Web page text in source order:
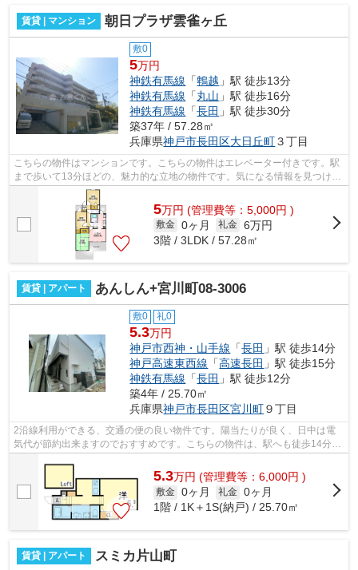
賃貸 | マンション 朝日プラザ雲雀ヶ丘
敷0
5万円
神鉄有馬線 「鵯越 」駅 徒歩13分
神鉄有馬線 「丸山 」駅 徒歩16分
神鉄有馬線 「長田 」駅 徒歩30分
築37年 / 57.28㎡
兵庫県神戸市長田区大日丘町３丁目
こちらの物件はマンションです。こちらの物件はエレベーター付きです。駅
まで歩いて13分ほどの、魅力的な立地の物件です。気になる情報を見つけた
ら、まずはお電話078-798-7091かアド...
5万円 (管理費等：5,000円 )
敷金 0ヶ月 礼金 6万円
3階 / 3LDK / 57.28㎡
賃貸 | アパート あんしん+宮川町08-3006
敷0 礼0
5.3万円
神戸市西神・山手線 「長田 」駅 徒歩14分
神戸高速東西線 「高速長田 」駅 徒歩15分
神鉄有馬線 「長田 」駅 徒歩12分
築4年 / 25.70㎡
兵庫県神戸市長田区宮川町９丁目
2沿線利用ができる、交通の便の良い物件です。陽当たりが良く、日中は電
気代が節約出来ますのでおすすめです。こちらの物件は、駅へも徒歩14分と
5.3万円 (管理費等：6,000円 )
敷金 0ヶ月 礼金 0ヶ月
1階 / 1K＋1S(納戸) / 25.70㎡
賃貸 | アパート スミカ片山町